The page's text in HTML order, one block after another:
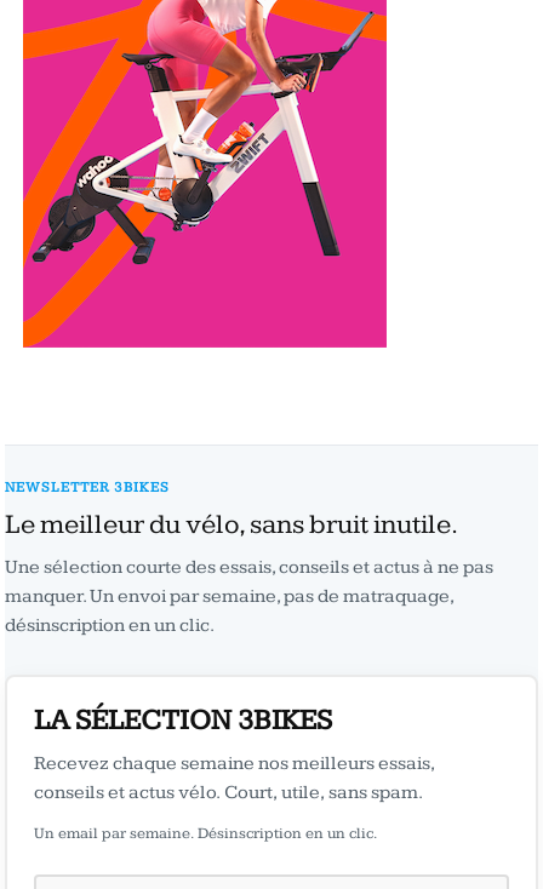
NEWSLETTER 3BIKES
Le meilleur du vélo, sans bruit inutile.
Une sélection courte des essais, conseils et actus à ne pas
manquer. Un envoi par semaine, pas de matraquage,
désinscription en un clic.
LA SÉLECTION 3BIKES
Recevez chaque semaine nos meilleurs essais,
conseils et actus vélo. Court, utile, sans spam.
Un email par semaine. Désinscription en un clic.